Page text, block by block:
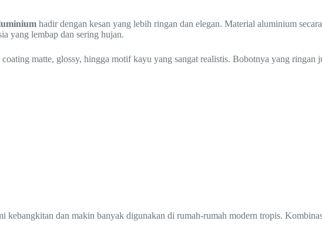
hadir dengan kesan yang lebih ringan dan elegan. Material aluminium
yang lembap dan sering hujan.
matte, glossy, hingga motif kayu yang sangat realistis. Bobotnya yang ringan
kebangkitan dan makin banyak digunakan di rumah-rumah modern tropis.